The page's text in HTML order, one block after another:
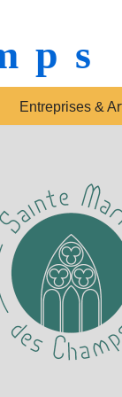
Entreprises &